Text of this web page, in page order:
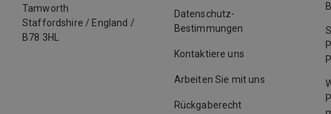
Tamworth
Staffordshire / England /
B78 3HL
Datenschutz-
Bestimmungen
Kontaktiere uns
Arbeiten Sie mit uns
Rückgaberecht